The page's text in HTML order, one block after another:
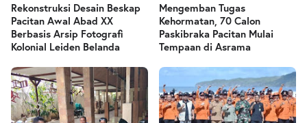
Rekonstruksi Desain Beskap
Pacitan Awal Abad XX
Berbasis Arsip Fotografi
Kolonial Leiden Belanda
Mengemban Tugas
Kehormatan, 70 Calon
Paskibraka Pacitan Mulai
Tempaan di Asrama